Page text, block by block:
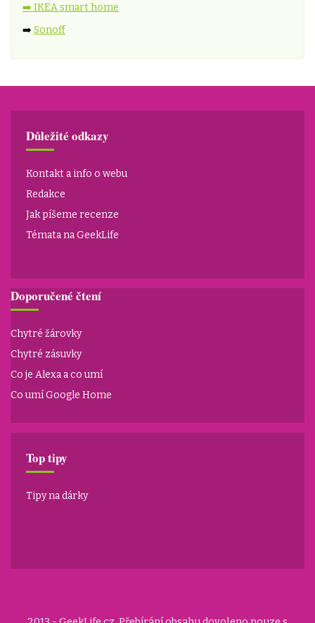
➡️ IKEA smart home
➡️ Sonoff
Důležité odkazy
Kontakt a info o webu
Redakce
Jak píšeme recenze
Témata na GeekLife
Doporučené čtení
Chytré žárovky
Chytré zásuvky
Co je Alexa a co umí
Co umí Google Home
Top tipy
Tipy na dárky